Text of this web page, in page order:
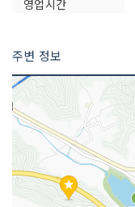
영업시간
주차시설
쉬는날
취급 메뉴
주변 정보